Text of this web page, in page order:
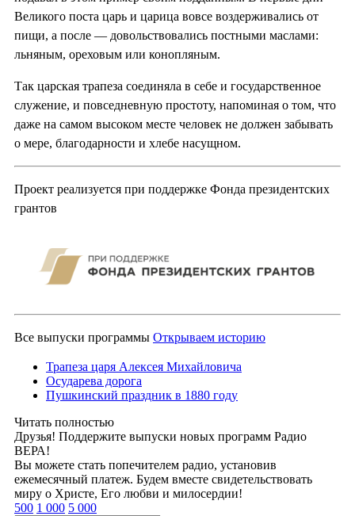
Великого поста царь и царица вовсе воздерживались от
пищи, а после — довольствовались постными маслами:
льняным, ореховым или конопляным.
Так царская трапеза соединяла в себе и государственное
служение, и повседневную простоту, напоминая о том, что
даже на самом высоком месте человек не должен забывать
о мере, благодарности и хлебе насущном.
Проект реализуется при поддержке Фонда президентских
грантов
Все выпуски программы Открываем историю
Трапеза царя Алексея Михайловича
Осударева дорога
Пушкинский праздник в 1880 году
Читать полностью
Друзья! Поддержите выпуски новых программ Радио
ВЕРА!
Вы можете стать попечителем радио, установив
ежемесячный платеж. Будем вместе свидетельствовать
миру о Христе, Его любви и милосердии!
500 1 000 5 000